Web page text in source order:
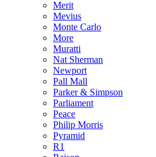
Merit
Mevius
Monte Carlo
More
Muratti
Nat Sherman
Newport
Pall Mall
Parker & Simpson
Parliament
Peace
Philip Morris
Pyramid
R1